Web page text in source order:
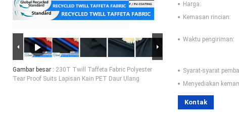
Gambar besar : 230T Twill Taffeta Fabric Polyester
Tear Proof Suits Lapisan Kain PET Daur Ulang
Harga:
Kemasan rincian:
Waktu pengiriman:
Syarat-syarat
Menyediakan
Kontak